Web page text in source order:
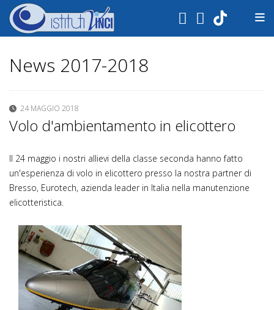
.
News 2017-2018
24 MAGGIO 2018
Volo d'ambientamento in elicottero
Il 24 maggio i nostri allievi della classe seconda hanno fatto
un'esperienza di volo in elicottero presso la nostra partner di
Bresso, Eurotech, azienda leader in Italia nella manutenzione
elicotteristica.